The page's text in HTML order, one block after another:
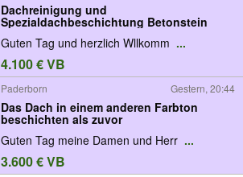
Dachreinigung und
Spezialdachbeschichtung Betonstein
Guten Tag und herzlich Wllkomm ...
4.100 € VB
Paderborn Gestern, 20:44
Das Dach in einem anderen Farbton
beschichten als zuvor
Guten Tag meine Damen und Herr ...
3.600 € VB